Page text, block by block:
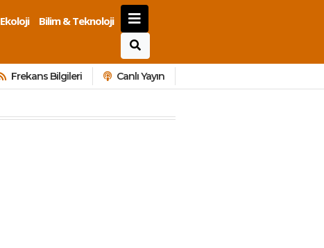
Ekoloji
Bilim & Teknoloji
Frekans Bilgileri Canlı Yayın